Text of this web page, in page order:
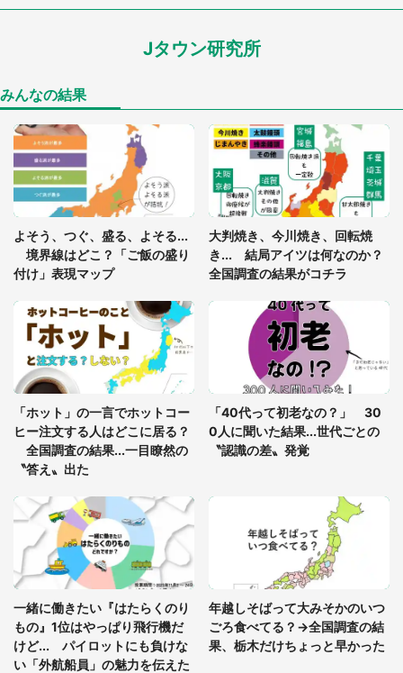
ードル高い」
あまりにも四角すぎる猫、激写される 「これもう
「閉所恐怖症の私は新幹線で大パニック。隣席の青
年に『手を繋いで』とお願いしたら...」 体験談に
8万人感動
グっちゃってた〝野生の野菜〟に6.5万人戦慄
「○○がない街に住んでいます」住人の呟きに30万
人驚がく 何が存在しないか、あなたはわかる？
「修学旅行に途中参加する娘を送って行ったら、真
っ暗な道で遭難状態。なんとか見つけた民家に助け
を求めると、住人の男性が...」
Jタウン研究所
みんなの結果
よそう、つぐ、盛る、よそる...
境界線はどこ？「ご飯の盛り
付け」表現マップ
大判焼き、今川焼き、回転焼
き... 結局アイツは何なのか？
全国調査の結果がコチラ
「ホット」の一言でホットコー
ヒー注文する人はどこに居る？
全国調査の結果...一目瞭然の
〝答え〟出た
「40代って初老なの？」 30
0人に聞いた結果...世代ごとの
〝認識の差〟発覚
一緒に働きたい『はたらくのり
もの』1位はやっぱり飛行機だ
けど... パイロットにも負けな
い「外航船員」の魅力を伝えた
年越しそばって大みそかのいつ
ごろ食べてる？→全国調査の結
果、栃木だけちょっと早かった